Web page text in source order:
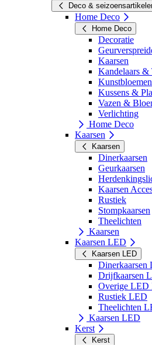
Deco &
Home Deco
Home Deco
Decoratie
Kaarsen
Kandelaars &
Kussens &
Vazen &
Verlichting
Home Deco
Kaarsen
Kaarsen
Dinerkaarsen
Geurkaarsen
Kaarsen
Rustiek
Stompkaarsen
Theelichten
Kaarsen
Kaarsen LED
Kaarsen LED
Dinerkaarsen
Drijfkaarsen
Overige LED
Rustiek LED
Theelichten
Kaarsen LED
Kerst
Kerst